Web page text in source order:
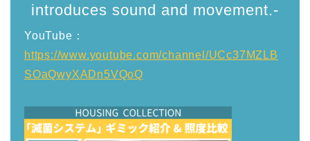
introduces sound and movement.-
YouTube：
https://www.youtube.com/channel/UCc37MZLB
SOaQwyXADn5VQoQ